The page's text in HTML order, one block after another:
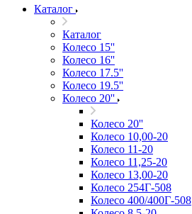
Каталог
Каталог
Колесо 15''
Колесо 16''
Колесо 17.5''
Колесо 19.5''
Колесо 20''
Колесо 20''
Колесо 10,00-20
Колесо 11-20
Колесо 11,25-20
Колесо 13,00-20
Колесо 254Г-508
Колесо 400/400Г-508